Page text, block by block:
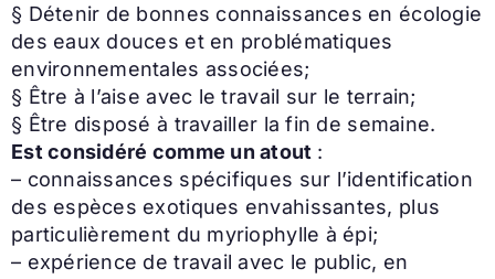
§ Détenir de bonnes connaissances en écologie
des eaux douces et en problématiques
environnementales associées;
§ Être à l’aise avec le travail sur le terrain;
§ Être disposé à travailler la fin de semaine.
Est considéré comme un atout :
– connaissances spécifiques sur l’identification
des espèces exotiques envahissantes, plus
particulièrement du myriophylle à épi;
– expérience de travail avec le public, en